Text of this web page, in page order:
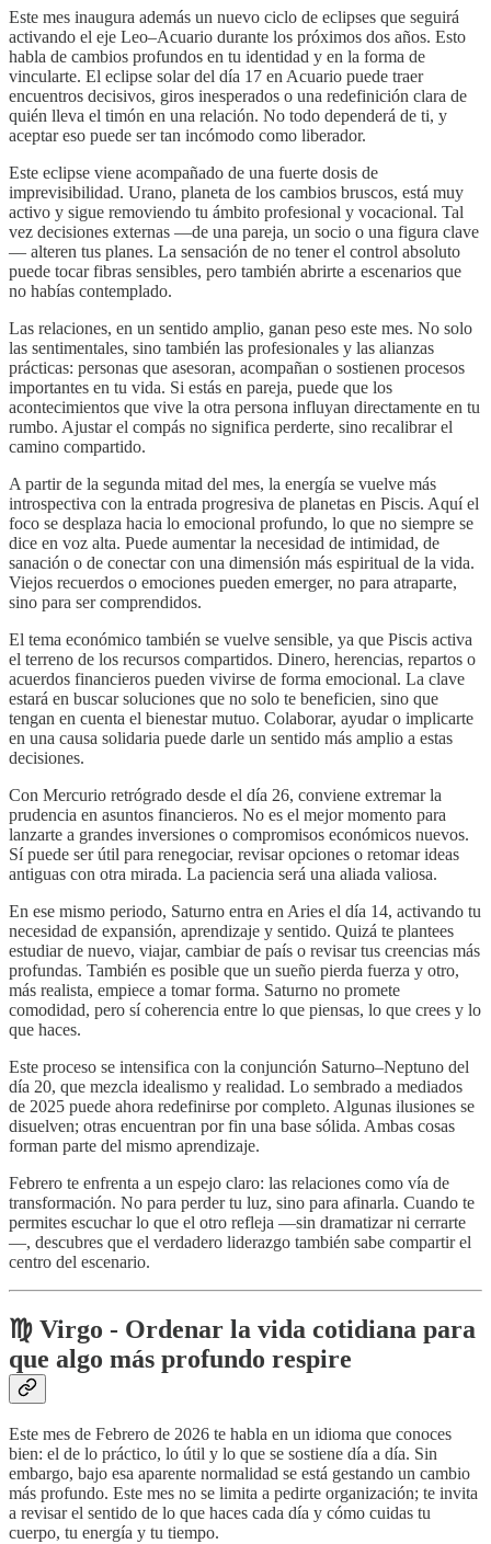
Este mes inaugura además un nuevo ciclo de eclipses que seguirá
activando el eje Leo–Acuario durante los próximos dos años. Esto
habla de cambios profundos en tu identidad y en la forma de
vincularte. El eclipse solar del día 17 en Acuario puede traer
encuentros decisivos, giros inesperados o una redefinición clara de
quién lleva el timón en una relación. No todo dependerá de ti, y
aceptar eso puede ser tan incómodo como liberador.
Este eclipse viene acompañado de una fuerte dosis de
imprevisibilidad. Urano, planeta de los cambios bruscos, está muy
activo y sigue removiendo tu ámbito profesional y vocacional. Tal
vez decisiones externas —de una pareja, un socio o una figura clave
— alteren tus planes. La sensación de no tener el control absoluto
puede tocar fibras sensibles, pero también abrirte a escenarios que
no habías contemplado.
Las relaciones, en un sentido amplio, ganan peso este mes. No solo
las sentimentales, sino también las profesionales y las alianzas
prácticas: personas que asesoran, acompañan o sostienen procesos
importantes en tu vida. Si estás en pareja, puede que los
acontecimientos que vive la otra persona influyan directamente en tu
rumbo. Ajustar el compás no significa perderte, sino recalibrar el
camino compartido.
A partir de la segunda mitad del mes, la energía se vuelve más
introspectiva con la entrada progresiva de planetas en Piscis. Aquí el
foco se desplaza hacia lo emocional profundo, lo que no siempre se
dice en voz alta. Puede aumentar la necesidad de intimidad, de
sanación o de conectar con una dimensión más espiritual de la vida.
Viejos recuerdos o emociones pueden emerger, no para atraparte,
sino para ser comprendidos.
El tema económico también se vuelve sensible, ya que Piscis activa
el terreno de los recursos compartidos. Dinero, herencias, repartos o
acuerdos financieros pueden vivirse de forma emocional. La clave
estará en buscar soluciones que no solo te beneficien, sino que
tengan en cuenta el bienestar mutuo. Colaborar, ayudar o implicarte
en una causa solidaria puede darle un sentido más amplio a estas
decisiones.
Con Mercurio retrógrado desde el día 26, conviene extremar la
prudencia en asuntos financieros. No es el mejor momento para
lanzarte a grandes inversiones o compromisos económicos nuevos.
Sí puede ser útil para renegociar, revisar opciones o retomar ideas
antiguas con otra mirada. La paciencia será una aliada valiosa.
En ese mismo periodo, Saturno entra en Aries el día 14, activando tu
necesidad de expansión, aprendizaje y sentido. Quizá te plantees
estudiar de nuevo, viajar, cambiar de país o revisar tus creencias más
profundas. También es posible que un sueño pierda fuerza y otro,
más realista, empiece a tomar forma. Saturno no promete
comodidad, pero sí coherencia entre lo que piensas, lo que crees y lo
que haces.
Este proceso se intensifica con la conjunción Saturno–Neptuno del
día 20, que mezcla idealismo y realidad. Lo sembrado a mediados
de 2025 puede ahora redefinirse por completo. Algunas ilusiones se
disuelven; otras encuentran por fin una base sólida. Ambas cosas
forman parte del mismo aprendizaje.
Febrero te enfrenta a un espejo claro: las relaciones como vía de
transformación. No para perder tu luz, sino para afinarla. Cuando te
permites escuchar lo que el otro refleja —sin dramatizar ni cerrarte
—, descubres que el verdadero liderazgo también sabe compartir el
centro del escenario.
♍️ Virgo - Ordenar la vida cotidiana para
que algo más profundo respire
Este mes de Febrero de 2026 te habla en un idioma que conoces
bien: el de lo práctico, lo útil y lo que se sostiene día a día. Sin
embargo, bajo esa aparente normalidad se está gestando un cambio
más profundo. Este mes no se limita a pedirte organización; te invita
a revisar el sentido de lo que haces cada día y cómo cuidas tu
cuerpo, tu energía y tu tiempo.